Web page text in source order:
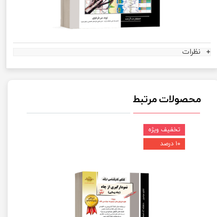
نظرات
محصولات مرتبط
تخفیف ویژه
۱۰ درصد